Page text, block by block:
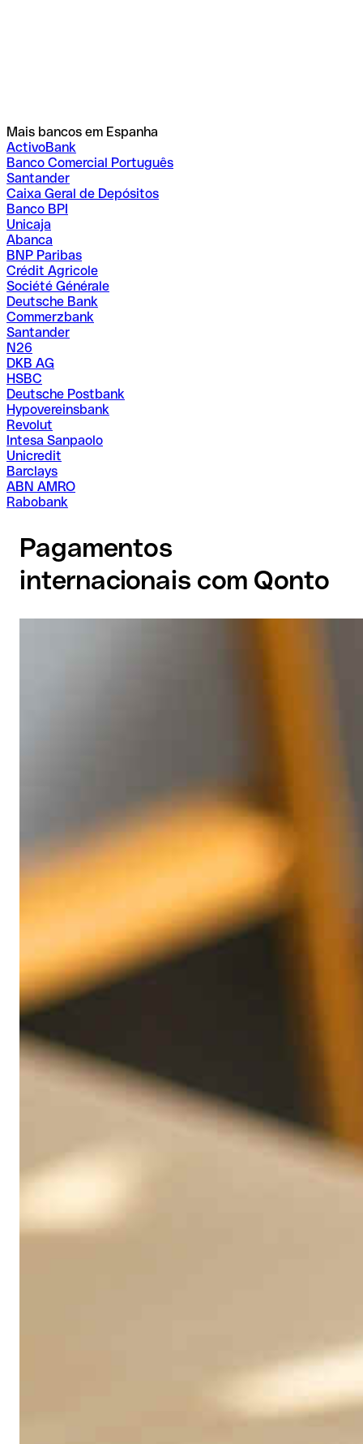
Mais bancos em Espanha
ActivoBank
Banco Comercial Português
Santander
Caixa Geral de Depósitos
Banco BPI
Unicaja
Abanca
BNP Paribas
Crédit Agricole
Société Générale
Deutsche Bank
Commerzbank
Santander
N26
DKB AG
HSBC
Deutsche Postbank
Hypovereinsbank
Revolut
Intesa Sanpaolo
Unicredit
Barclays
ABN AMRO
Rabobank
Pagamentos
internacionais com Qonto